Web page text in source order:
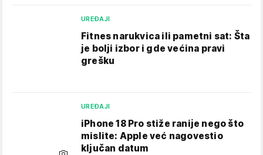
UREĐAJI
Fitnes narukvica ili pametni sat: Šta
je bolji izbor i gde većina pravi
grešku
UREĐAJI
iPhone 18 Pro stiže ranije nego što
mislite: Apple već nagovestio
ključan datum